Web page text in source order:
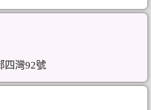
四灣92號